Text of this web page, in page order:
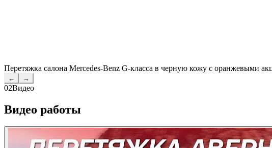
Перетяжка салона Mercedes-Benz G-класса в черную кожу с оранжевыми
← →
02Видео
Видео работы